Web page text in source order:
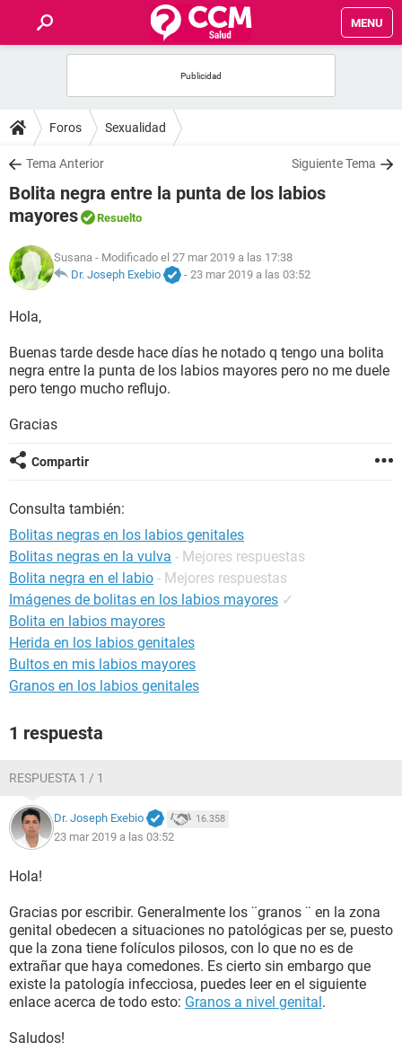
MENU
FOROS
SALUD
NUTRICIÓN
SEXUALIDAD
GLOSARIO
Foros Sexualidad
Tema Anterior Siguiente Tema
Bolita negra entre la punta de los labios
mayores
Resuelto
Susana - Modificado el 27 mar 2019 a las 17:38
Dr. Joseph Exebio
- 23 mar 2019 a las 03:52
Hola,
Buenas tarde desde hace días he notado q tengo una bolita
negra entre la punta de los labios mayores pero no me duele
pero tengo mucho reflujo.
Gracias
Compartir
Consulta también:
Bolitas negras en los labios genitales
Bolitas negras en la vulva - Mejores respuestas
Bolita negra en el labio - Mejores respuestas
Imágenes de bolitas en los labios mayores ✓
Bolita en labios mayores
Herida en los labios genitales
Bultos en mis labios mayores
Granos en los labios genitales
1 respuesta
RESPUESTA 1 / 1
Dr. Joseph Exebio 16.358
23 mar 2019 a las 03:52
Hola!
Gracias por escribir. Generalmente los ¨granos ¨ en la zona
genital obedecen a situaciones no patológicas per se, puesto
que la zona tiene folículos pilosos, con lo que no es de
extrañar que haya comedones. Es cierto sin embargo que
existe la patología infecciosa, puedes leer en el siguiente
enlace acerca de todo esto: Granos a nivel genital.
Saludos!